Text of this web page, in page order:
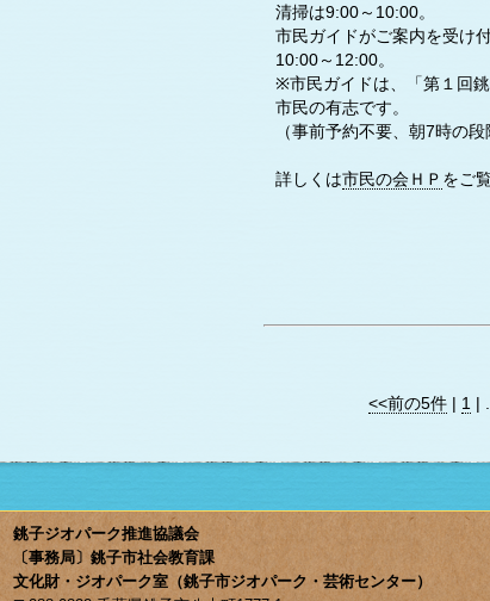
清掃は9:00～10:00。
市民ガイドがご案内を受け
10:00～12:00。
※市民ガイドは、「第１回
市民の有志です。
（事前予約不要、朝7時の
詳しくは市民の会ＨＰ をご
<<前の5件 | 1 |
銚子ジオパーク推進協議会
〔事務局〕銚子市社会教育課
文化財・ジオパーク室（銚子市ジオパーク・芸術センター）